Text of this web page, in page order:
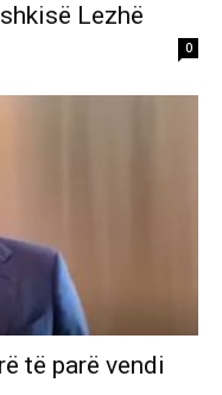
Lezhë
0
të parë vendi